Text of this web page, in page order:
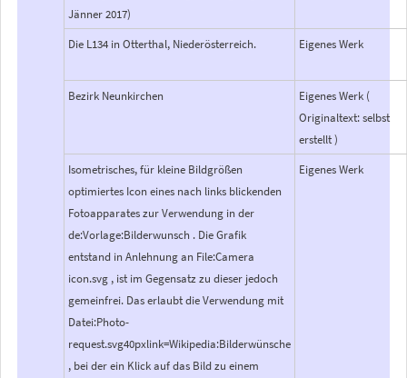
Jänner 2017)
Die L134 in Otterthal, Niederösterreich. Eigenes Werk
Bezirk Neunkirchen
Eigenes Werk (
Originaltext: selbst
erstellt )
Isometrisches, für kleine Bildgrößen
optimiertes Icon eines nach links blickenden
Fotoapparates zur Verwendung in der
de:Vorlage:Bilderwunsch . Die Grafik
entstand in Anlehnung an File:Camera
icon.svg , ist im Gegensatz zu dieser jedoch
gemeinfrei. Das erlaubt die Verwendung mit
Datei:Photo-
request.svg40pxlink=Wikipedia:Bilderwünsche
, bei der ein Klick auf das Bild zu einem
Eigenes Werk